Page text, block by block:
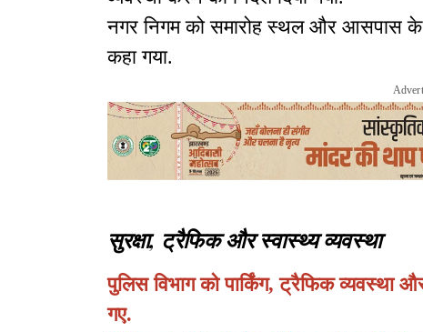
नगर निगम को समारोह स्थल और आसपास के
कहा गया.
सुरक्षा, ट्रैफिक और स्वास्थ्य व्यवस्था
पुलिस विभाग को पार्किंग, ट्रैफिक व्यवस्था
गए.